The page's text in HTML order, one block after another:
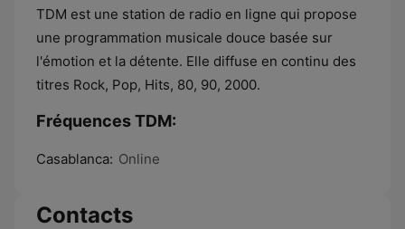
TDM est une station de radio en ligne qui propose
une programmation musicale douce basée sur
l'émotion et la détente. Elle diffuse en continu des
titres Rock, Pop, Hits, 80, 90, 2000.
Fréquences TDM:
Casablanca: Online
Contacts